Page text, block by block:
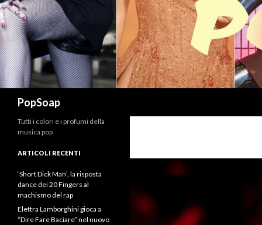
PopSoap
Tutti i colori e i profumi della
musica pop
ARTICOLI RECENTI
‘Short Dick Man’, la risposta
dance dei 20 Fingers al
machismo del rap
Elettra Lamborghini gioca a
“Dire Fare Baciare” nel nuovo